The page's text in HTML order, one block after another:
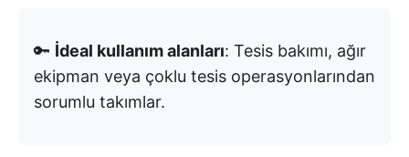
🔑 İdeal kullanım alanları: Tesis bakımı, ağır
ekipman veya çoklu tesis operasyonlarından
sorumlu takımlar.